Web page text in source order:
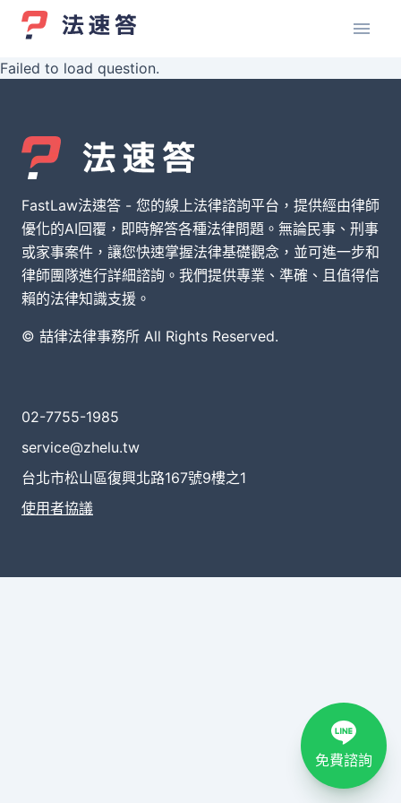
Failed to load question.
FastLaw法速答 - 您的線上法律諮詢平台，提供經由律師
優化的AI回覆，即時解答各種法律問題。無論民事、刑事
或家事案件，讓您快速掌握法律基礎觀念，並可進一步和
律師團隊進行詳細諮詢。我們提供專業、準確、且值得信
賴的法律知識支援。
© 喆律法律事務所 All Rights Reserved.
02-7755-1985
service@zhelu.tw
台北市松山區復興北路167號9樓之1
使用者協議
免費諮詢